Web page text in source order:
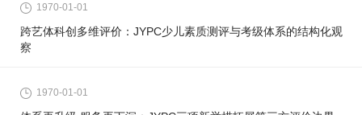
1970-01-01
跨艺体科创多维评价：JYPC少儿素质测评与考级体系的结构化观
察
1970-01-01